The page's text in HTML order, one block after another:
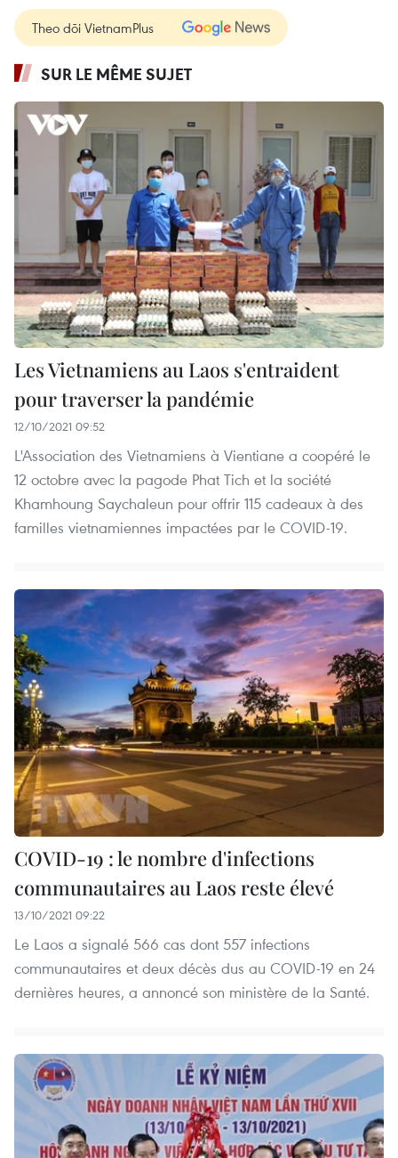
Theo dõi VietnamPlus
SUR LE MÊME SUJET
Les Vietnamiens au Laos s'entraident
pour traverser la pandémie
12/10/2021 09:52
L'Association des Vietnamiens à Vientiane a coopéré le
12 octobre avec la pagode Phat Tich et la société
Khamhoung Saychaleun pour offrir 115 cadeaux à des
familles vietnamiennes impactées par le COVID-19.
COVID-19 : le nombre d'infections
communautaires au Laos reste élevé
13/10/2021 09:22
Le Laos a signalé 566 cas dont 557 infections
communautaires et deux décès dus au COVID-19 en 24
dernières heures, a annoncé son ministère de la Santé.